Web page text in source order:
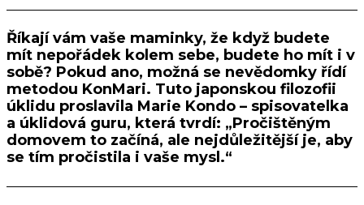
Říkají vám vaše maminky, že když budete
mít nepořádek kolem sebe, budete ho mít i v
sobě? Pokud ano, možná se nevědomky řídí
metodou KonMari. Tuto japonskou filozofii
úklidu proslavila Marie Kondo – spisovatelka
a úklidová guru, která tvrdí: „Pročištěným
domovem to začíná, ale nejdůležitější je, aby
se tím pročistila i vaše mysl.“